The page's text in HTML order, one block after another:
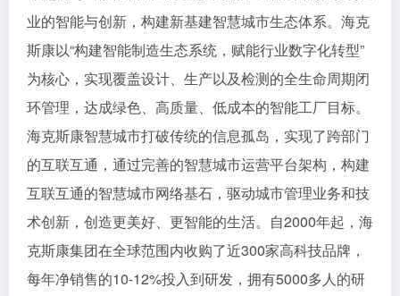
业的智能与创新，构建新基建智慧城市生态体系。海克
斯康以“构建智能制造生态系统，赋能行业数字化转型”
为核心，实现覆盖设计、生产以及检测的全生命周期闭
环管理，达成绿色、高质量、低成本的智能工厂目标。
海克斯康智慧城市打破传统的信息孤岛，实现了跨部门
的互联互通，通过完善的智慧城市运营平台架构，构建
互联互通的智慧城市网络基石，驱动城市管理业务和技
术创新，创造更美好、更智能的生活。自2000年起，海
克斯康集团在全球范围内收购了近300家高科技品牌，
每年净销售的10-12%投入到研发，拥有5000多人的研